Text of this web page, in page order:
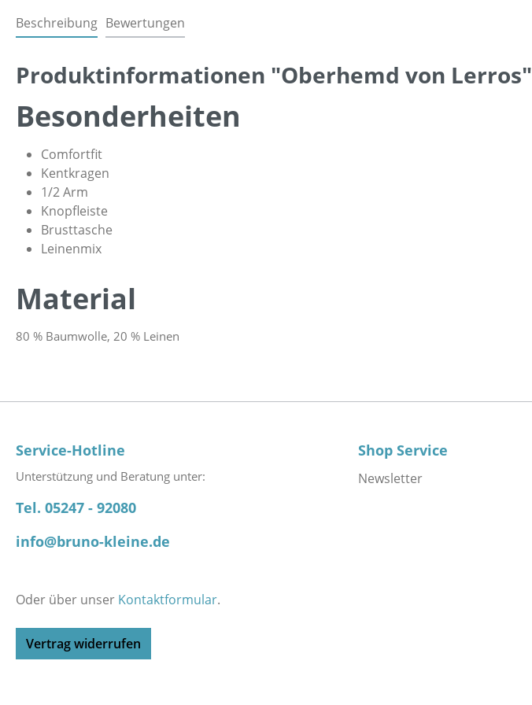
Beschreibung Bewertungen
Produktinformationen "Oberhemd von Lerros"
Besonderheiten
Comfortfit
Kentkragen
1/2 Arm
Knopfleiste
Brusttasche
Leinenmix
Material
80 % Baumwolle, 20 % Leinen
Service-Hotline
Unterstützung und Beratung unter:
Tel. 05247 - 92080
info@bruno-kleine.de
Oder über unser Kontaktformular.
Vertrag widerrufen
Shop Service
Newsletter